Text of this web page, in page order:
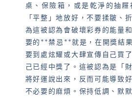
桌、保險箱，或是乾淨的抽
「平整」地放好，不要揉皺、
為這被認為會破壞彩券的能量
要的**禁忌**就是，在開獎結
要到處炫耀或大肆宣傳自己買
己已經中獎了。這被認為是「
將好運說出來，反而可能導致
不必要的麻煩。保持低調、默